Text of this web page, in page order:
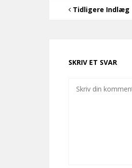
Tidligere Indlæg
SKRIV ET SVAR